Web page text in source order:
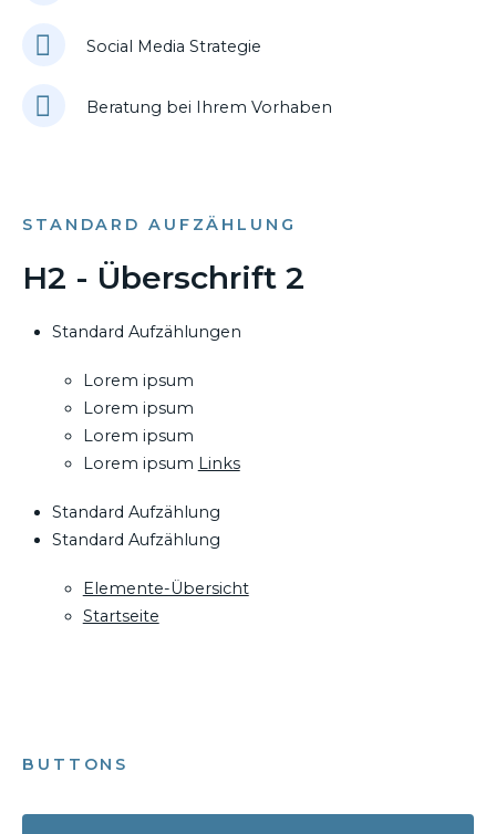
Social Media Strategie
Beratung bei Ihrem Vorhaben
STANDARD AUFZÄHLUNG
H2 - Überschrift 2
Standard Aufzählungen
Lorem ipsum
Lorem ipsum
Lorem ipsum
Lorem ipsum Links
Standard Aufzählung
Standard Aufzählung
Elemente-Übersicht
Startseite
BUTTONS